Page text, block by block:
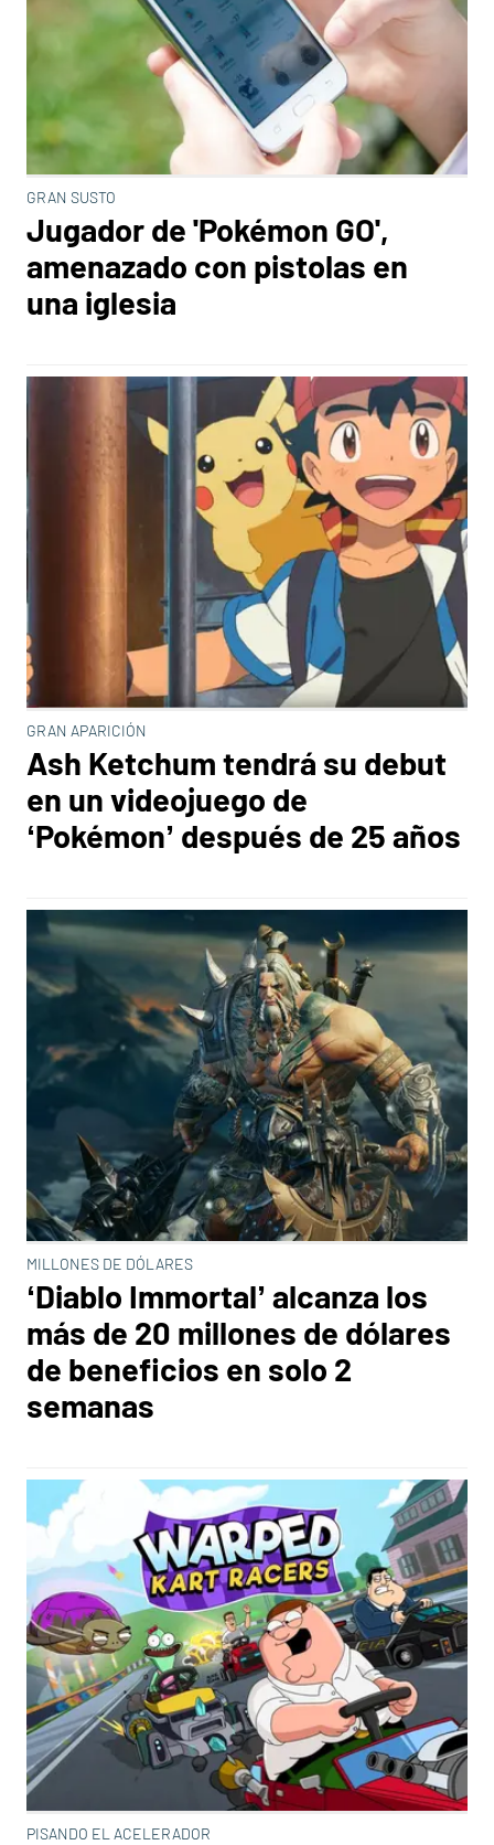
GRAN SUSTO
Jugador de 'Pokémon GO',
amenazado con pistolas en
una iglesia
GRAN APARICIÓN
Ash Ketchum tendrá su debut
en un videojuego de
‘Pokémon’ después de 25 años
MILLONES DE DÓLARES
‘Diablo Immortal’ alcanza los
más de 20 millones de dólares
de beneficios en solo 2
semanas
PISANDO EL ACELERADOR